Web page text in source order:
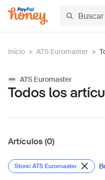
Inicio > ATS Euromaster >
ATS Euromaster
Todos los
Artículos (0)
Store: ATS Euromaster